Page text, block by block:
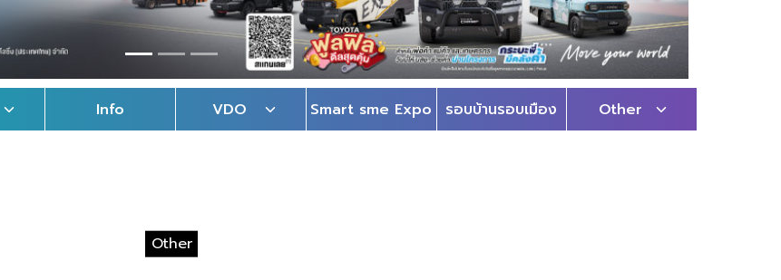
Info VDO Smart sme Expo รอบบ้านรอบเมือง Other
Other